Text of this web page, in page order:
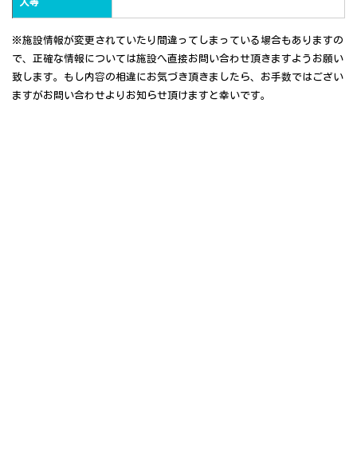
※施設情報が変更されていたり間違ってしまっている場合もありますの
で、正確な情報については施設へ直接お問い合わせ頂きますようお願い
致します。もし内容の相違にお気づき頂きましたら、お手数ではござい
ますがお問い合わせよりお知らせ頂けますと幸いです。